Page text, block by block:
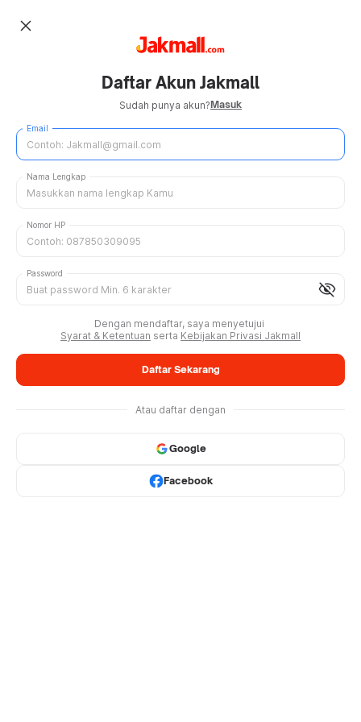
close
Daftar Akun Jakmall
Sudah punya akun?Masuk
Email
Nama Lengkap
Nomor HP
visibility_off
Password
Dengan mendaftar, saya menyetujui
Syarat & Ketentuan serta Kebijakan Privasi Jakmall
Daftar Sekarang
Atau daftar dengan
Google
Facebook